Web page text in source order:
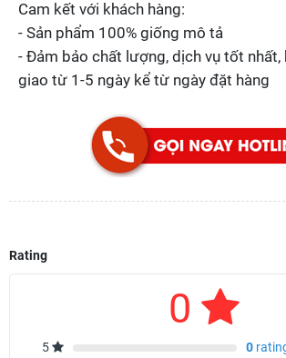
Cam kết với khách hàng:
- Sản phẩm 100% giống mô tả
- Đảm bảo chất lượng, dịch vụ tốt nhất,
giao từ 1-5 ngày kể từ ngày đặt hàng
Rating
0
5 0